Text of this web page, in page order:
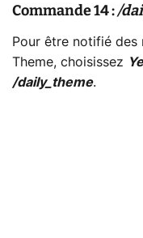
Commande 14 :/
Pour être notifié des
Theme, choisissez
/daily_theme.